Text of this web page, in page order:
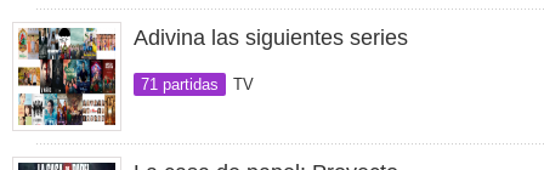
Adivina las siguientes series
71 partidas TV